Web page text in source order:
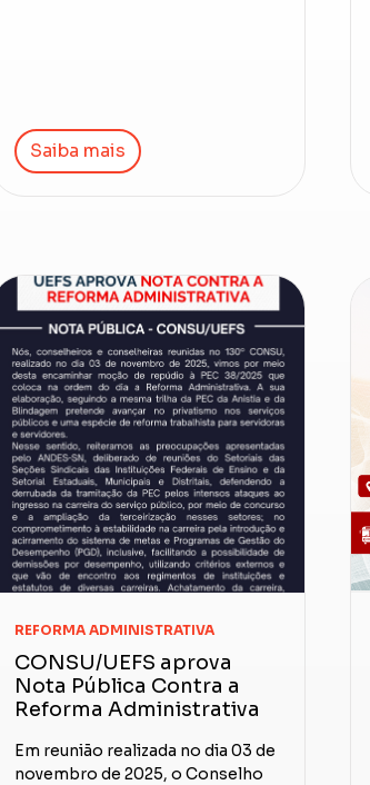
Saiba mais
REFORMA ADMINISTRATIVA
CONSU/UEFS aprova
Nota Pública Contra a
Reforma Administrativa
Em reunião realizada no dia 03 de
novembro de 2025, o Conselho